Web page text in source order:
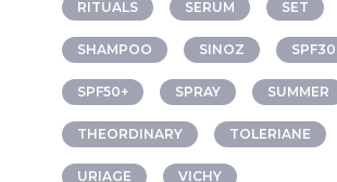
RITUALS SERUM SET
SHAMPOO SINOZ SPF30
SPF50+ SPRAY SUMMER
THEORDINARY TOLERIANE
URIAGE VICHY